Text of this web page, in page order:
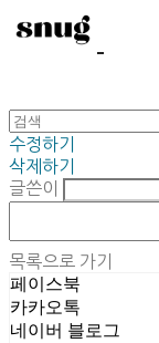
수정하기
삭제하기
글쓴이
목록으로 가기
페이스북
카카오톡
네이버 블로그